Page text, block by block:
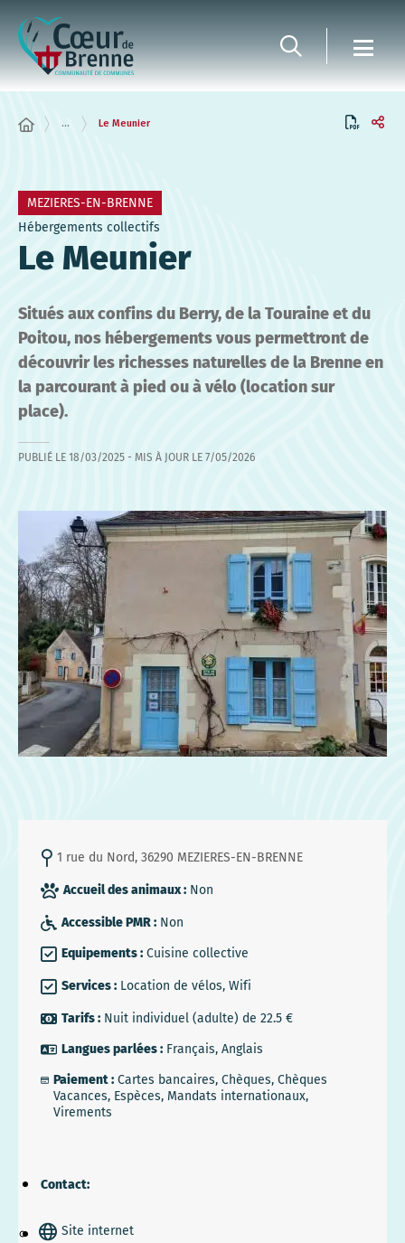
... Le Meunier
MEZIERES-EN-BRENNE
Hébergements collectifs
Le Meunier
Situés aux confins du Berry, de la Touraine et du
Poitou, nos hébergements vous permettront de
découvrir les richesses naturelles de la Brenne en
la parcourant à pied ou à vélo (location sur
place).
PUBLIÉ LE 18/03/2025 - MIS À JOUR LE 7/05/2026
1 rue du Nord, 36290 MEZIERES-EN-BRENNE
Accueil des animaux : Non
Accessible PMR : Non
Equipements : Cuisine collective
Services : Location de vélos, Wifi
Tarifs : Nuit individuel (adulte) de 22.5 €
Langues parlées : Français, Anglais
Paiement : Cartes bancaires, Chèques, Chèques
Vacances, Espèces, Mandats internationaux,
Virements
Contact:
Site internet